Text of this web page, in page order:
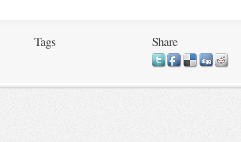
Tags Share